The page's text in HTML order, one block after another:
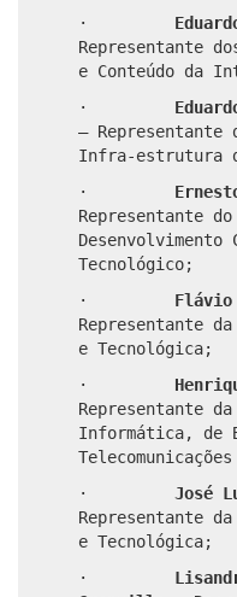
·
Representante
e Conteúdo da
·
– Representante
Infra-estrutura
·
Representante
Tecnológico;
· Flávio
Representante
e Tecnológica;
·
Representante
Informática, de
· José
Representante
e Tecnológica;
·